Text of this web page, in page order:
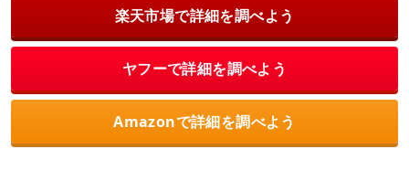
楽天市場で詳細を調べよう
ヤフーで詳細を調べよう
Amazonで詳細を調べよう